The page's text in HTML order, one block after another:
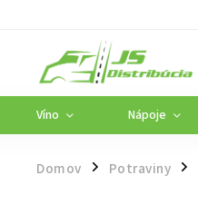
Víno Nápoje
Domov / Potraviny /